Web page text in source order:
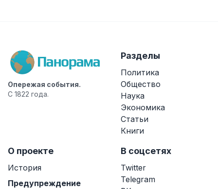
Опережая события.
С 1822 года.
Разделы
Политика
Общество
Наука
Экономика
Статьи
Книги
О проекте
История
Предупреждение
В соцсетях
Twitter
Telegram